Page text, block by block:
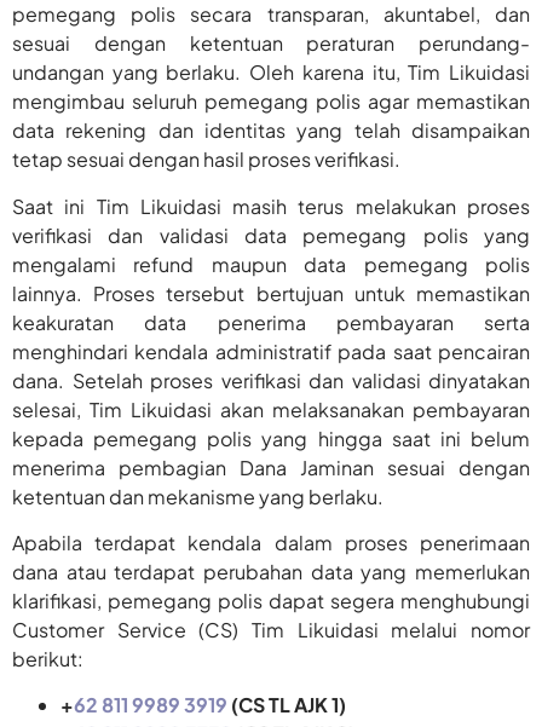
pemegang polis secara transparan, akuntabel, dan
sesuai dengan ketentuan peraturan perundang-
undangan yang berlaku. Oleh karena itu, Tim Likuidasi
mengimbau seluruh pemegang polis agar memastikan
data rekening dan identitas yang telah disampaikan
tetap sesuai dengan hasil proses verifikasi.
Saat ini Tim Likuidasi masih terus melakukan proses
verifikasi dan validasi data pemegang polis yang
mengalami refund maupun data pemegang polis
lainnya. Proses tersebut bertujuan untuk memastikan
keakuratan data penerima pembayaran serta
menghindari kendala administratif pada saat pencairan
dana. Setelah proses verifikasi dan validasi dinyatakan
selesai, Tim Likuidasi akan melaksanakan pembayaran
kepada pemegang polis yang hingga saat ini belum
menerima pembagian Dana Jaminan sesuai dengan
ketentuan dan mekanisme yang berlaku.
Apabila terdapat kendala dalam proses penerimaan
dana atau terdapat perubahan data yang memerlukan
klarifikasi, pemegang polis dapat segera menghubungi
Customer Service (CS) Tim Likuidasi melalui nomor
berikut:
+62 811 9989 3919 (CS TL AJK 1)